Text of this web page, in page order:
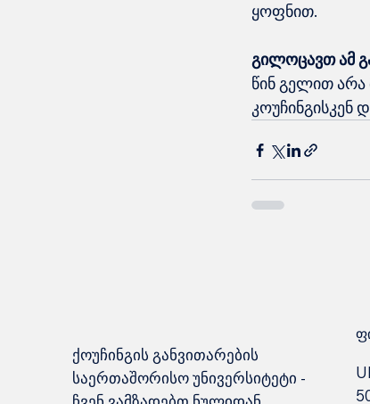
ყოფნით.
გილოცავთ ამ
წინ გელით
კოუჩინგისკენ
ქოუჩინგის განვითარების
საერთაშორისო უნივერსიტეტი -